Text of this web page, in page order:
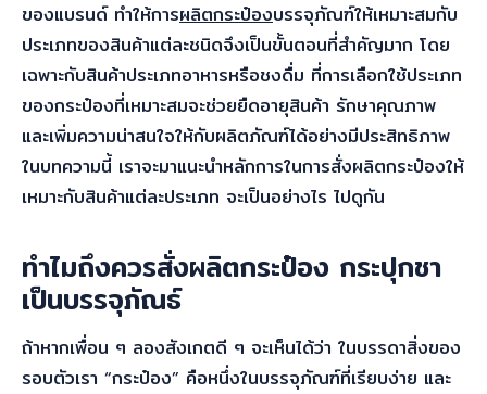
ของแบรนด์ ทำให้การผลิตกระป๋องบรรจุภัณฑ์ให้เหมาะสมกับ
ประเภทของสินค้าแต่ละชนิดจึงเป็นขั้นตอนที่สำคัญมาก โดย
เฉพาะกับสินค้าประเภทอาหารหรือชงดื่ม ที่การเลือกใช้ประเภท
ของกระป๋องที่เหมาะสมจะช่วยยืดอายุสินค้า รักษาคุณภาพ
และเพิ่มความน่าสนใจให้กับผลิตภัณฑ์ได้อย่างมีประสิทธิภาพ
ในบทความนี้ เราจะมาแนะนำหลักการในการสั่งผลิตกระป๋องให้
เหมาะกับสินค้าแต่ละประเภท จะเป็นอย่างไร ไปดูกัน
ทำไมถึงควรสั่งผลิตกระป๋อง กระปุกชา
เป็นบรรจุภัณธ์
ถ้าหากเพื่อน ๆ ลองสังเกตดี ๆ จะเห็นได้ว่า ในบรรดาสิ่งของ
รอบตัวเรา “กระป๋อง” คือหนึ่งในบรรจุภัณฑ์ที่เรียบง่าย และ